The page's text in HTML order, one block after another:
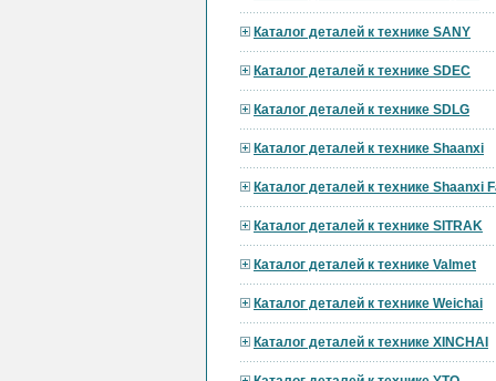
Каталог деталей к технике SANY
Каталог деталей к технике SDEC
Каталог деталей к технике SDLG
Каталог деталей к технике Shaanxi
Каталог деталей к технике Shaanxi
Каталог деталей к технике SITRAK
Каталог деталей к технике Valmet
Каталог деталей к технике Weichai
Каталог деталей к технике XINCHAI